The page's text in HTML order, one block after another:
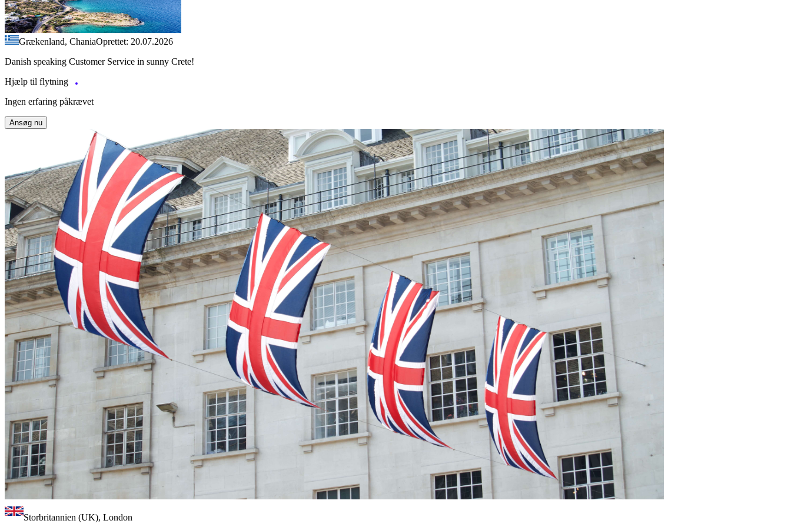
Grækenland, ChaniaOprettet: 20.07.2026
Danish speaking Customer Service in sunny Crete!
Hjælp til flytning
Ingen erfaring påkrævet
Ansøg nu
Storbritannien (UK), London